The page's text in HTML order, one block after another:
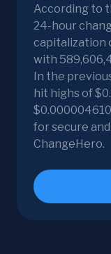
According to
24-hour
capitalization
with
In the
hit highs of
for secure
ChangeHero.